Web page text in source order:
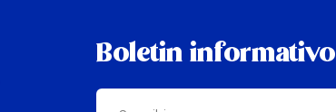
Boletin informativo